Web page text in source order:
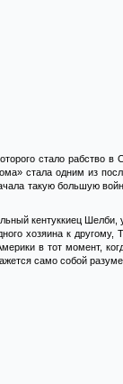
стало
стала одним из
такую большую
кентуккиец Шелби,
хозяина к другому,
в тот момент,
само собой